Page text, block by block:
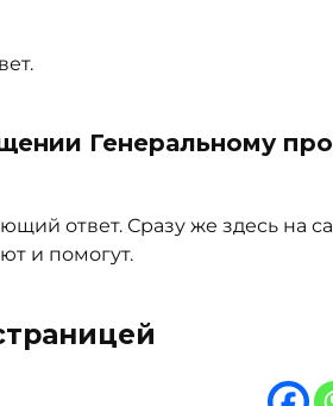
Генеральному
ответ. Сразу же здесь на
и помогут.